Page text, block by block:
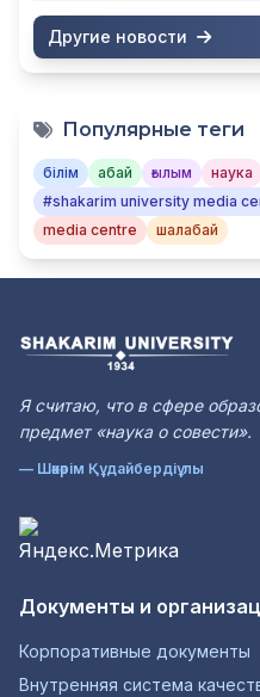
Другие новости
Популярные теги
білім абай ғылым
наука
#shakarim university media
media centre
шалабай
Я считаю, что в сфере
предмет «наука о совести».
— Шәкәрім Құдайбердіұлы
Документы и
Корпоративные документы
Внутренняя система